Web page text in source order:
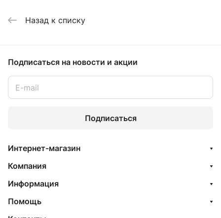
Назад к списку
Подписаться на новости и акции
Подписаться
Интернет-магазин
Компания
Информация
Помощь